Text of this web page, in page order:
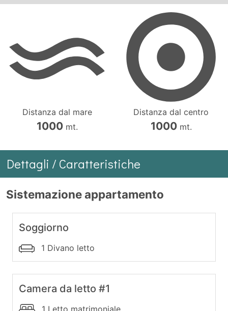
Distanza dal mare
1000mt.
Distanza dal centro
1000mt.
Dettagli / Caratteristiche
Sistemazione appartamento
Soggiorno
1 Divano letto
Camera da letto #1